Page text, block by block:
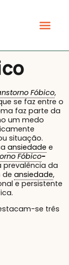
Fóbico,
se faz entre o
faz parte da
um medo
situação.
ansiedade e
Fóbico-
prevalência da
de ansiedade,
e persistente
se três